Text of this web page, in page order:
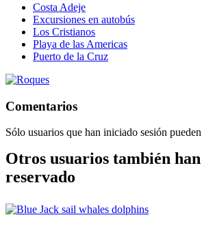
Costa Adeje
Excursiones en autobús
Los Cristianos
Playa de las Americas
Puerto de la Cruz
Comentarios
Sólo usuarios que han iniciado sesión
Otros usuarios también
reservado